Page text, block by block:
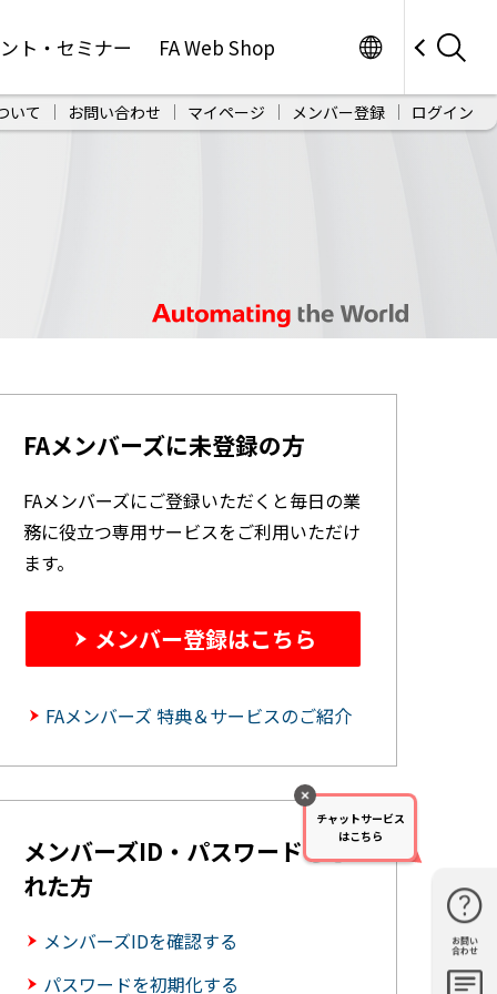
ト・セミナー FA Web Shop
いて お問い合わせ マイページ メンバー登録 ログイン
お問い
合わせ
購入・見
仕様・機
FAメンバーズに未登録の方
FAメンバーズにご登録いただくと毎日の業
務に役立つ専用サービスをご利用いただけ
ます。
メンバー登録はこちら
FAメンバーズ 特典＆サービスのご紹介
メンバーズID・パスワードを忘
れた方
メンバーズIDを確認する
パスワードを初期化する
チャットサービス
はこちら